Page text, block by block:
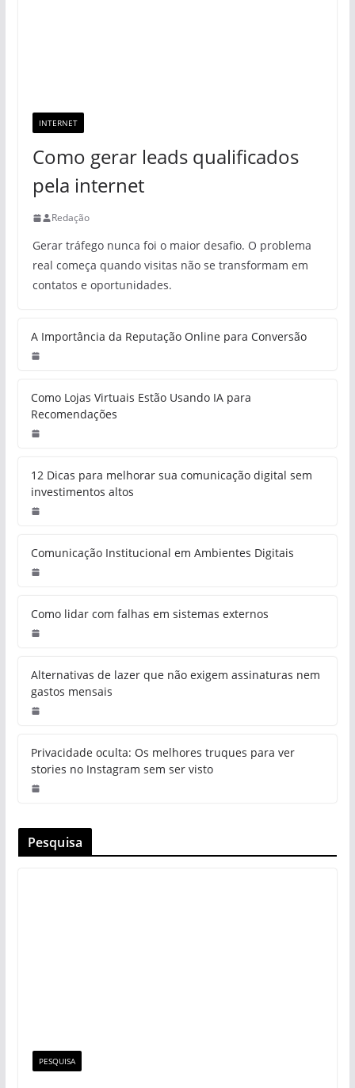
INTERNET
Como gerar leads qualificados
pela internet
Redação
Gerar tráfego nunca foi o maior desafio. O problema
real começa quando visitas não se transformam em
contatos e oportunidades.
A Importância da Reputação Online para Conversão
Como Lojas Virtuais Estão Usando IA para
Recomendações
12 Dicas para melhorar sua comunicação digital sem
investimentos altos
Comunicação Institucional em Ambientes Digitais
Como lidar com falhas em sistemas externos
Alternativas de lazer que não exigem assinaturas nem
gastos mensais
Privacidade oculta: Os melhores truques para ver
stories no Instagram sem ser visto
Pesquisa
PESQUISA